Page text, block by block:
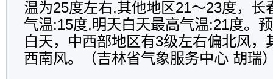
温为25度左右,其他地区21～23度，长
气温:15度,明天白天最高气温:21度。
白天，中西部地区有3级左右偏北风，
西南风。（吉林省气象服务中心 胡瑞